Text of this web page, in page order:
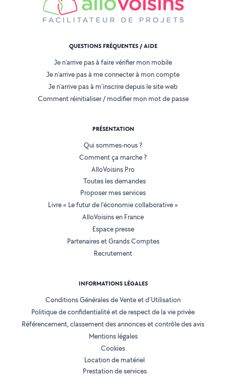
QUESTIONS FRÉQUENTES / AIDE
Je n'arrive pas à faire vérifier mon mobile
Je n'arrive pas à me connecter à mon compte
Je n'arrive pas à m'inscrire depuis le site web
Comment réinitialiser / modifier mon mot de passe
PRÉSENTATION
Qui sommes-nous ?
Comment ça marche ?
AlloVoisins Pro
Toutes les demandes
Proposer mes services
Livre « Le futur de l'économie collaborative »
AlloVoisins en France
Espace presse
Partenaires et Grands Comptes
Recrutement
INFORMATIONS LÉGALES
Conditions Générales de Vente et d'Utilisation
Politique de confidentialité et de respect de la vie privée
Référencement, classement des annonces et contrôle des avis
Mentions légales
Cookies
Location de matériel
Prestation de services